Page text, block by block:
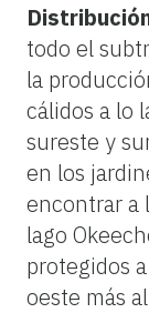
todo el
la
cálidos a lo
sureste y
en los
encontrar a
lago
protegidos
oeste más